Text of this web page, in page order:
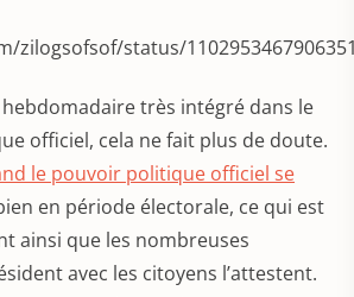
zilogsofsof/status/
très intégré dans le
officiel, cela ne fait plus de doute.
le pouvoir politique officiel se
en période électorale, ce qui est
ainsi que les nombreuses
avec les citoyens l’attestent.